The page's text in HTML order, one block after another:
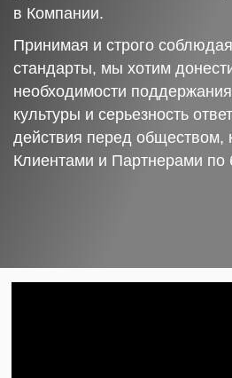
в Компании.
Принимая и строго
стандарты, мы хотим
необходимости
культуры и серьезность
действия перед обществом,
Клиентами и Партнерами по